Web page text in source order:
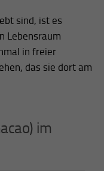
sind, ist es
Lebensraum
in freier
das sie dort am
im